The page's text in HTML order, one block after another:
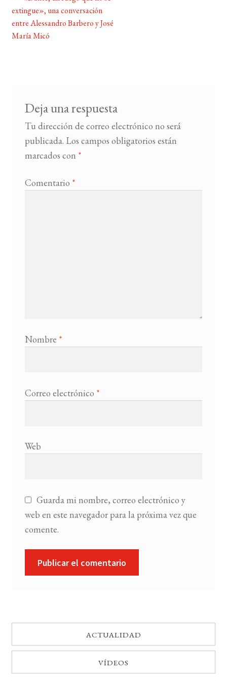
BUSCAR
de
entradas
extingue», una conversación
entre Alessandro Barbero y José
María Micó
Deja una respuesta
Tu dirección de correo electrónico no será
publicada. Los campos obligatorios están
marcados con *
Comentario *
Nombre *
Correo electrónico *
Web
Guarda mi nombre, correo electrónico y
web en este navegador para la próxima vez que
comente.
ACTUALIDAD
VÍDEOS